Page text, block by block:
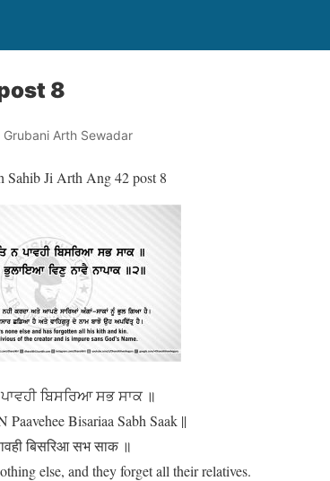
8
Arth Sewadar
Sahib Ji Arth Ang 42 post 8
ਪਾਵਹੀ ਬਿਸਰਿਆ ਸਭ ਸਾਕ ॥
Paavehee Bisariaa Sabh Saak ||
बिसरिआ सभ साक ॥
else, and they forget all their relatives.